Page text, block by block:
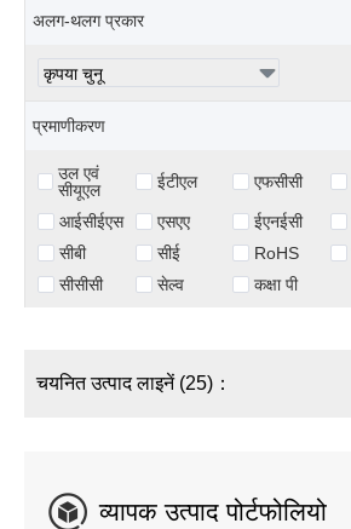
अलग-थलग प्रकार
प्रमाणीकरण
उल एवं
सीयूएल
ईटीएल एफसीसी
आईसीईएस एसएए ईएनईसी
सीबी
सीई RoHS
सीसीसी
सेल्व कक्षा पी
चयनित उत्पाद लाइनें (25)：
व्यापक उत्पाद पोर्टफोलियो